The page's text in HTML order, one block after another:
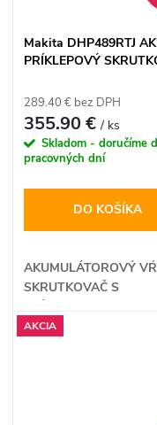
Makita DHP489RTJ
PRÍKLEPOVÝ
289.40 € bez DPH
355.90 €/ ks
Skladom - doručíme
pracovných dní
DO KOŠÍKA
AKUMULÁTOROVÝ
SKRUTKOVAČ S
AKCIA